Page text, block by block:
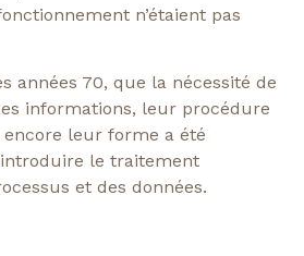
n’étaient pas
années 70, que la nécessité de
informations, leur procédure
leur forme a été
le traitement
et des données.